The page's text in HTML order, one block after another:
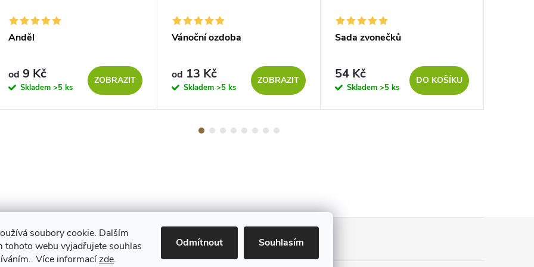
soubory cookie. Dalším
tohoto webu vyjadřujete souhlas
Více informacízde.
Odmítnout Souhlasím
Anděl
od 9 Kč
Skladem >5 ks
ZOBRAZIT
Vánoční ozdoba
od 13 Kč
Skladem >5 ks
ZOBRAZIT
Sada zvonečků
54 Kč
Skladem >5 ks
DO KOŠÍKU
Maestro